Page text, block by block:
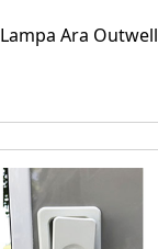
Lampa Ara Outwell